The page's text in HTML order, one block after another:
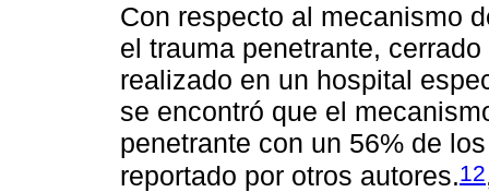
Con respecto al mecanismo
el trauma penetrante,
realizado en un hospital
se encontró que el
penetrante con un 56% de
reportado por otros autores.12